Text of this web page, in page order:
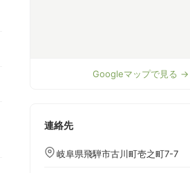
Googleマップで見る →
連絡先
岐阜県飛騨市古川町壱之町7-7